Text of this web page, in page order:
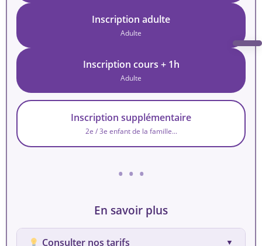
Inscription adulte
Adulte
Inscription cours + 1h
Adulte
Inscription supplémentaire
2e / 3e enfant de la famille...
• • •
En savoir plus
Consulter nos tarifs ▼